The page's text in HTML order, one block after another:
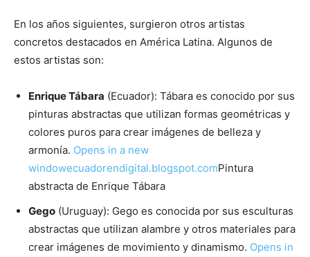
En los años siguientes, surgieron otros artistas
concretos destacados en América Latina. Algunos de
estos artistas son:
Enrique Tábara (Ecuador): Tábara es conocido por sus
pinturas abstractas que utilizan formas geométricas y
colores puros para crear imágenes de belleza y
armonía. Opens in a new
windowecuadorendigital.blogspot.comPintura
abstracta de Enrique Tábara
Gego (Uruguay): Gego es conocida por sus esculturas
abstractas que utilizan alambre y otros materiales para
crear imágenes de movimiento y dinamismo. Opens in